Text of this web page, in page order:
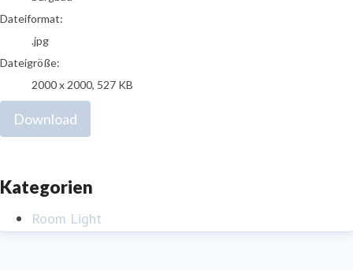
Dateiformat:
.jpg
Dateigröße:
2000 x 2000, 527 KB
Download
Kategorien
Room Light